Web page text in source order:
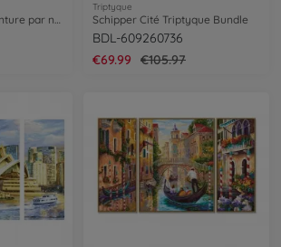
Paris Nostalgie - peinture par numéros
Triptyque
Schipper Cité Triptyque Bundle
BDL-609260736
€69.99
€105.97